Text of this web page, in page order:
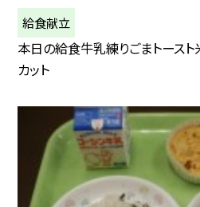
給食献立
本日の給食牛乳練りごまトースト
カット